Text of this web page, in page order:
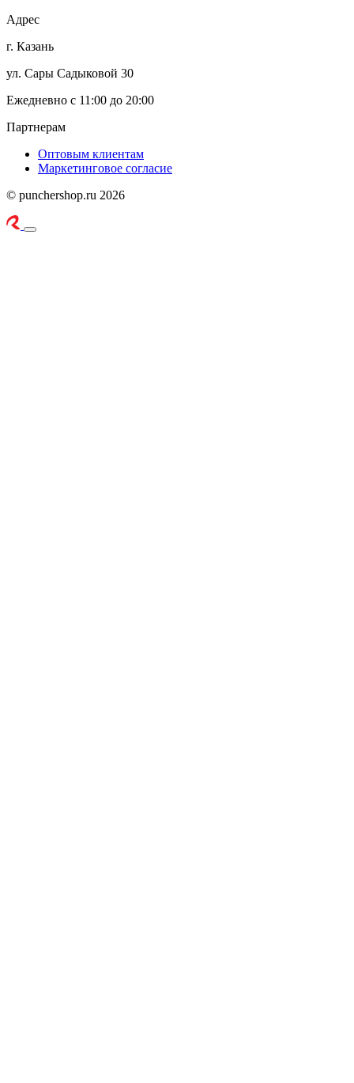
Адрес
г. Казань
ул. Сары Садыковой 30
Ежедневно с 11:00 до 20:00
Партнерам
Оптовым клиентам
Маркетинговое согласие
© punchershop.ru 2026